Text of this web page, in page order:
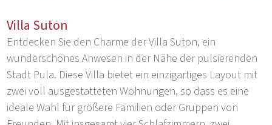
Villa Suton
Entdecken Sie den Charme der Villa Suton, ein
wunderschönes Anwesen in der Nähe der pulsierenden
Stadt Pula. Diese Villa bietet ein einzigartiges Layout mit
zwei voll ausgestatteten Wohnungen, so dass es eine
ideale Wahl für größere Familien oder Gruppen von